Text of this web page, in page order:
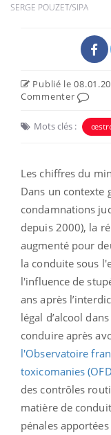
SERGE POUZET/SIPA
Publié le
Commenter
Mots clés :
Les chiffres du
Dans un contexte
condamnations
depuis 2000), la
augmenté pour
la conduite sous
l'influence de
ans après
légal d’alcool
conduire après
l'Observatoire
toxicomanies
des contrôles
matière de
pénales